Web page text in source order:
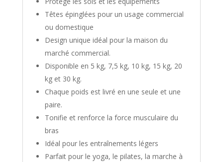
Têtes épinglées pour un usage commercial
ou domestique
Design unique idéal pour la maison du
marché commercial.
Disponible en 5 kg, 7,5 kg, 10 kg, 15 kg, 20
kg et 30 kg.
Chaque poids est livré en une seule et une
paire.
Tonifie et renforce la force musculaire du
bras
Idéal pour les entraînements légers
Parfait pour le yoga, le pilates, la marche à